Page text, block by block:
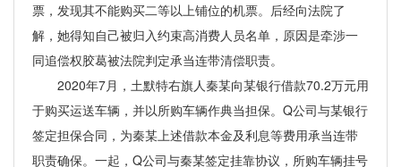
票，发现其不能购买二等以上铺位的机票。后经向法院了
解，她得知自己被归入约束高消费人员名单，原因是牵涉一
同追偿权胶葛被法院判定承当连带清偿职责。
2020年7月，土默特右旗人秦某向某银行借款70.2万元用
于购买运送车辆，并以所购车辆作典当担保。Q公司与某银行
签定担保合同，为秦某上述借款本金及利息等费用承当连带
职责确保。一起，Q公司与秦某签定挂靠协议，所购车辆挂号